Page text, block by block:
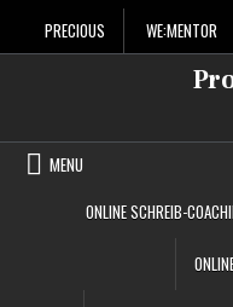
PRECIOUS
WE:MENTOR
MENU
ONLINE SCHREIB-